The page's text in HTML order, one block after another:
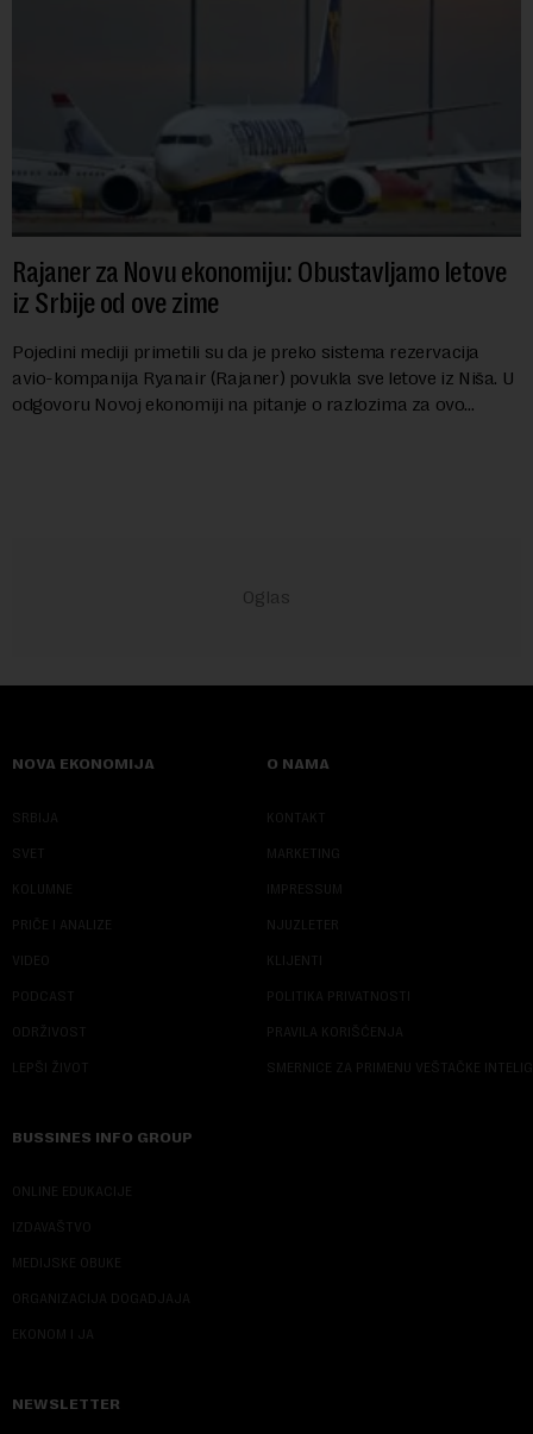
Rajaner za Novu ekonomiju: Obustavljamo letove
iz Srbije od ove zime
Pojedini mediji primetili su da je preko sistema rezervacija
avio-kompanija Ryanair (Rajaner) povukla sve letove iz Niša. U
odgovoru Novoj ekonomiji na pitanje o razlozima za ovo
NOVA EKONOMIJA
SRBIJA
SVET
KOLUMNE
PRIČE I ANALIZE
VIDEO
PODCAST
ODRŽIVOST
LEPŠI ŽIVOT
O NAMA
KONTAKT
MARKETING
IMPRESSUM
NJUZLETER
KLIJENTI
POLITIKA PRIVATNOSTI
PRAVILA KORIŠĆENJA
SMERNICE ZA PRIMENU VEŠTAČKE
BUSSINES INFO GROUP
ONLINE EDUKACIJE
IZDAVAŠTVO
MEDIJSKE OBUKE
ORGANIZACIJA DOGADJAJA
EKONOM I JA
NEWSLETTER